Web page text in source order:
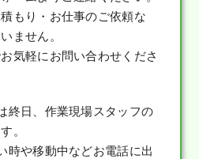
もり・お仕事のご依頼な
ません。
気軽にお問い合わせくださ
終日、作業現場スタッフの
。
時や移動中などお電話に出